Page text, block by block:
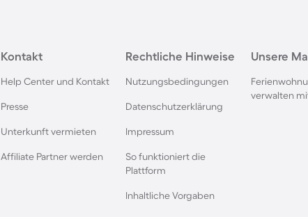
Kontakt
Help Center und Kontakt
Presse
Unterkunft vermieten
Affiliate Partner werden
Rechtliche Hinweise
Nutzungsbedingungen
Datenschutzerklärung
Impressum
So funktioniert die
Plattform
Inhaltliche Vorgaben
Unsere
verwalten